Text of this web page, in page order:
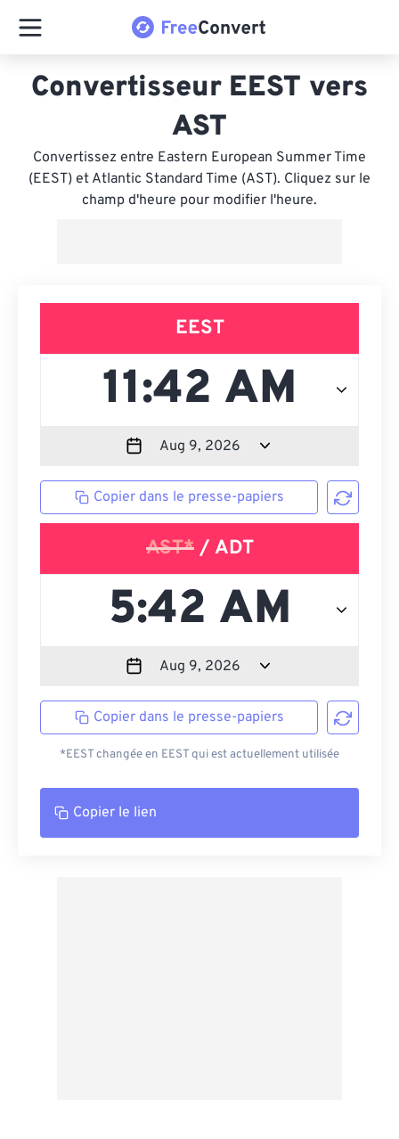
Convertisseur EEST vers
AST
Convertissez entre Eastern European Summer Time
(EEST) et Atlantic Standard Time (AST). Cliquez sur le
champ d'heure pour modifier l'heure.
EEST
Copier dans le presse-papiers
AST*/ ADT
Copier dans le presse-papiers
*EEST changée en EEST qui est actuellement utilisée
Copier le lien